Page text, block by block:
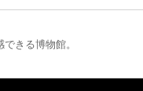
きる博物館。